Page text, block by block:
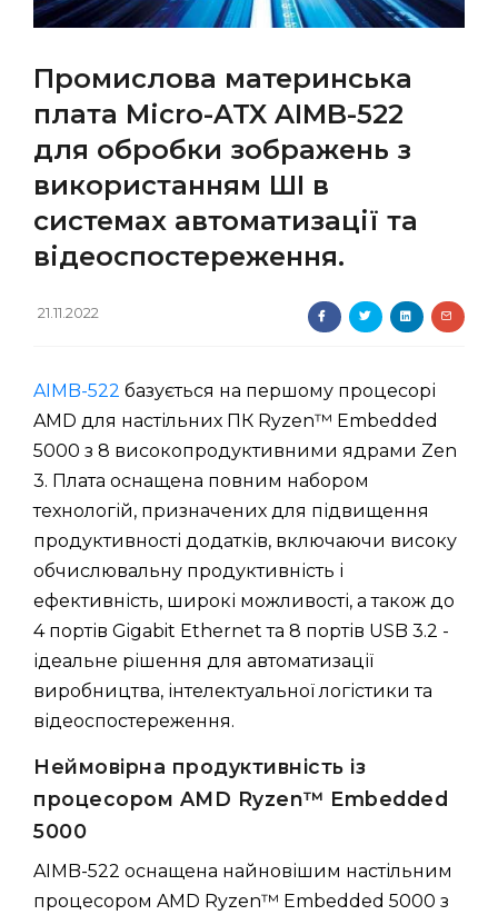
Промислова материнська
плата Micro-ATX AIMB-522
для обробки зображень з
використанням ШІ в
системах автоматизації та
відеоспостереження.
21.11.2022
AIMB-522 базується на першому процесорі
AMD для настільних ПК Ryzen™ Embedded
5000 з 8 високопродуктивними ядрами Zen
3. Плата оснащена повним набором
технологій, призначених для підвищення
продуктивності додатків, включаючи високу
обчислювальну продуктивність і
ефективність, широкі можливості, а також до
4 портів Gigabit Ethernet та 8 портів USB 3.2 -
ідеальне рішення для автоматизації
виробництва, інтелектуальної логістики та
відеоспостереження.
Неймовірна продуктивність із
процесором AMD Ryzen™ Embedded
5000
AIMB-522 оснащена найновішим настільним
процесором AMD Ryzen™ Embedded 5000 з